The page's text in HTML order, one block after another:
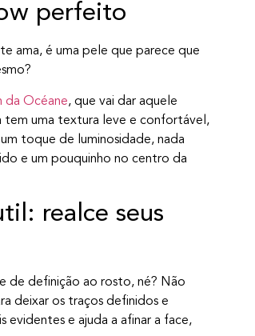
perfeito
ama, é uma pele que parece que
da Océane, que vai dar aquele
tem uma textura leve e confortável,
toque de luminosidade, nada
e um pouquinho no centro da
realce seus
de definição ao rosto, né? Não
deixar os traços definidos e
evidentes e ajuda a afinar a face,